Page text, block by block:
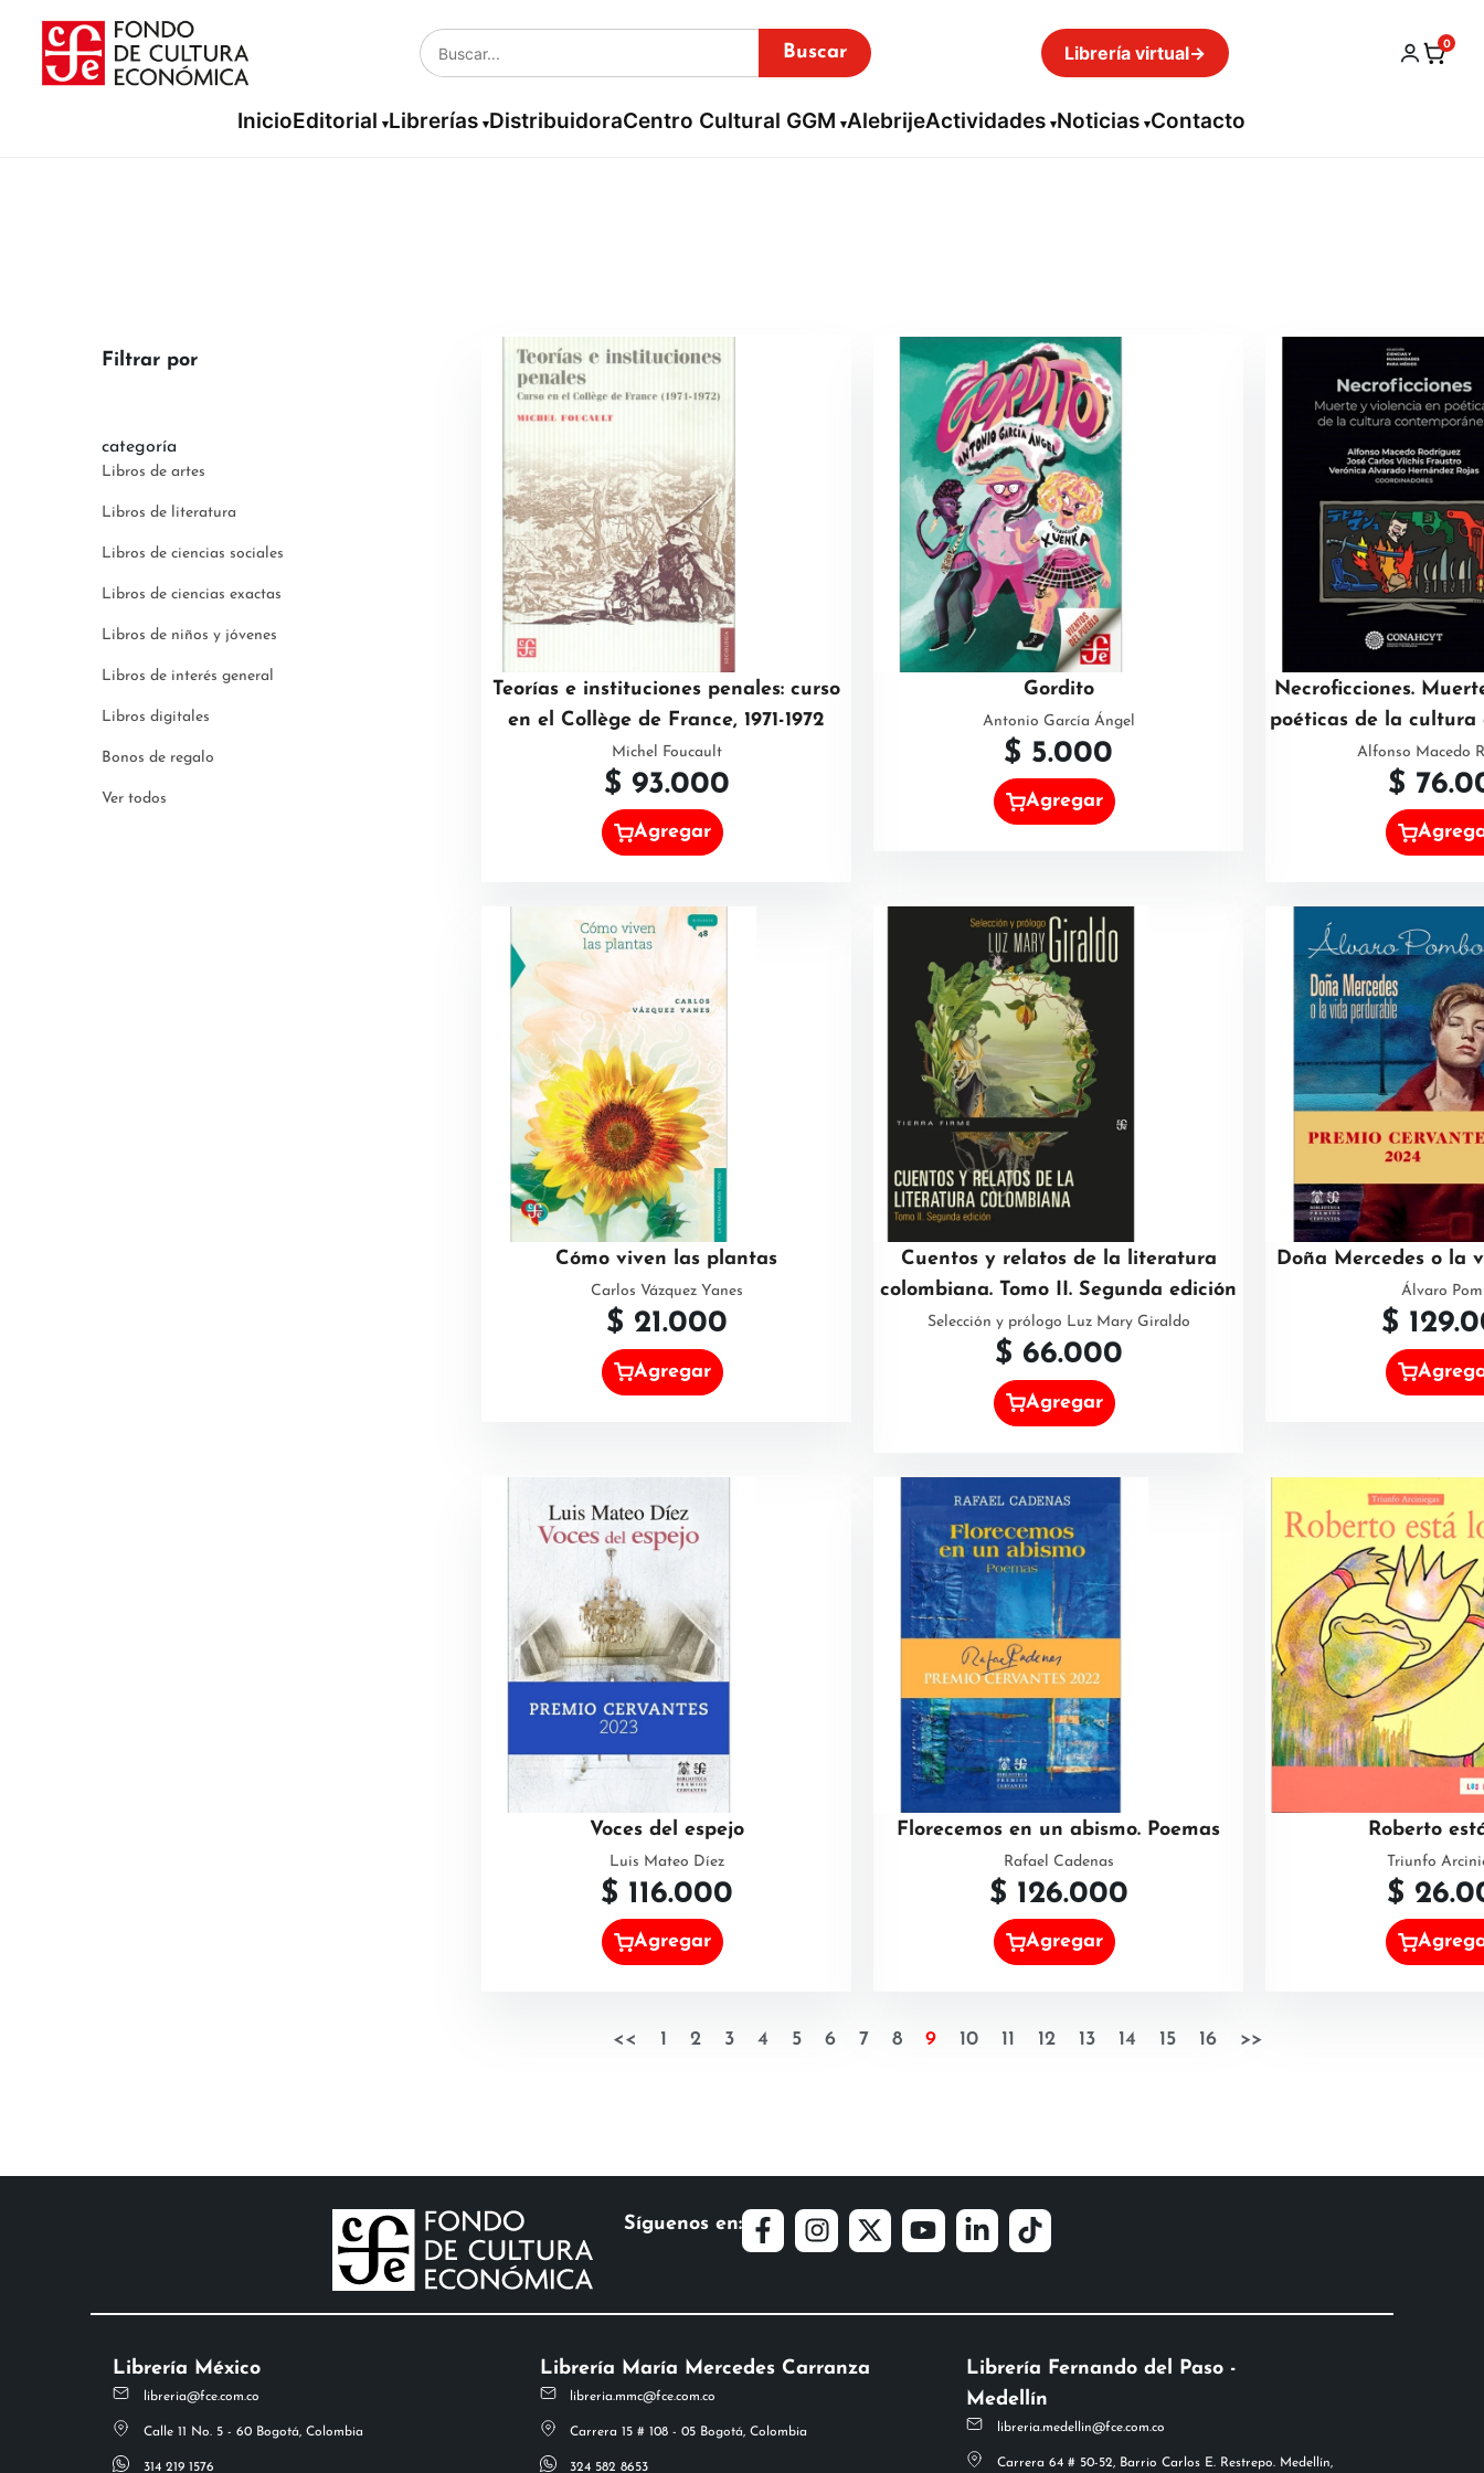
Buscar Librería virtual→ 0
InicioEditorial Librerías DistribuidoraCentro Cultural GGM AlebrijeActividades Noticias Contacto
Filtrar por
categoría
Libros de artes
Libros de literatura
Libros de ciencias sociales
Libros de ciencias exactas
Libros de niños y jóvenes
Libros de interés general
Libros digitales
Bonos de regalo
Ver todos
Teorías e instituciones penales: curso
en el Collège de France, 1971-1972
Michel Foucault
$ 93.000
Agregar
Gordito
Antonio García Ángel
$ 5.000
Agregar
Necroficciones.
poéticas de la cultura
Alfonso Macedo
$
Cómo viven las plantas
Carlos Vázquez Yanes
$ 21.000
Agregar
Cuentos y relatos de la literatura
colombiana. Tomo II. Segunda edición
Selección y prólogo Luz Mary Giraldo
$ 66.000
Agregar
Doña Mercedes o la
Álvaro
$
Voces del espejo
Luis Mateo Díez
$ 116.000
Agregar
Florecemos en un abismo. Poemas
Rafael Cadenas
$ 126.000
Agregar
Roberto
Triunfo
$
<< 1 2 3 4 5 6 7 8 9 10 11 12 13 14 15 16 >>
Síguenos en:
Librería México
libreria@fce.com.co
Calle 11 No. 5 - 60 Bogotá, Colombia
314 219 1576
Librería María Mercedes Carranza
libreria.mmc@fce.com.co
Carrera 15 # 108 - 05 Bogotá, Colombia
324 582 8653
Librería Fernando del Paso -
Medellín
libreria.medellin@fce.com.co
Carrera 64 # 50-52, Barrio Carlos E. Restrepo. Medellín,